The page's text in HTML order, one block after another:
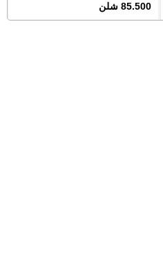
85.500 شلن